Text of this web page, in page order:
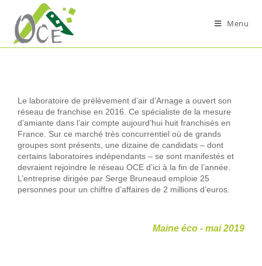
Menu
Le laboratoire de prélèvement d’air d’Arnage a ouvert son
réseau de franchise en 2016. Ce spécialiste de la mesure
d’amiante dans l’air compte aujourd’hui huit franchisés en
France. Sur ce marché très concurrentiel où de grands
groupes sont présents, une dizaine de candidats – dont
certains laboratoires indépendants – se sont manifestés et
devraient rejoindre le réseau OCE d’ici à la fin de l’année.
L’entreprise dirigée par Serge Bruneaud emploie 25
personnes pour un chiffre d’affaires de 2 millions d’euros.
Maine éco - mai 2019